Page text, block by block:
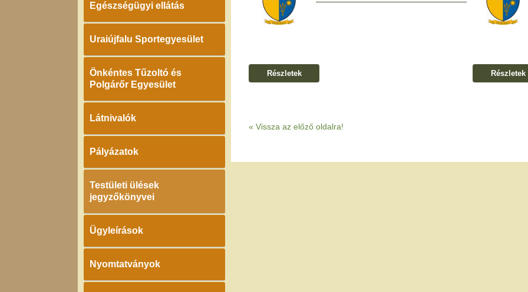
Egészségügyi ellátás
Uraiújfalu Sportegyesület
Önkéntes Tűzoltó és
Polgárőr Egyesület
Látnivalók
Pályázatok
Testületi ülések
jegyzőkönyvei
Ügyleírások
Nyomtatványok
Részletek Részletek
« Vissza az előző oldalra!